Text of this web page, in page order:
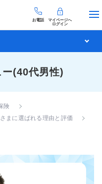
お電話
マイページへ
ログイン
(40代男性)
険
まに選ばれる理由と評価